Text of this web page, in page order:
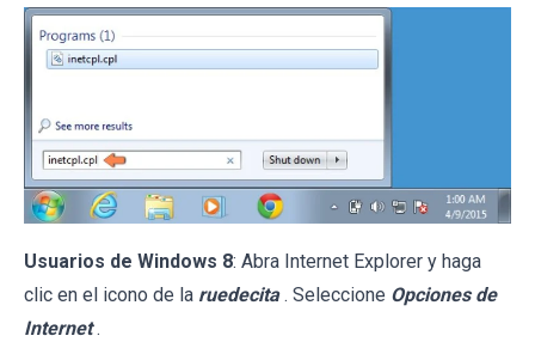
Usuarios de Windows 8: Abra Internet Explorer y haga
clic en el icono de la ruedecita . Seleccione Opciones de
Internet .